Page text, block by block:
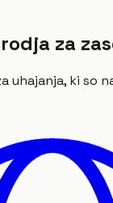
za
uhajanja, ki so